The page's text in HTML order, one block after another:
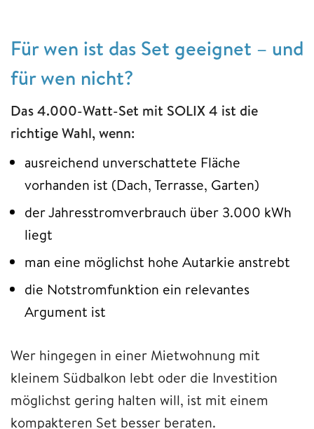
Für wen ist das Set geeignet – und
für wen nicht?
Das 4.000-Watt-Set mit SOLIX 4 ist die
richtige Wahl, wenn:
ausreichend unverschattete Fläche
vorhanden ist (Dach, Terrasse, Garten)
der Jahresstromverbrauch über 3.000 kWh
liegt
man eine möglichst hohe Autarkie anstrebt
die Notstromfunktion ein relevantes
Argument ist
Wer hingegen in einer Mietwohnung mit
kleinem Südbalkon lebt oder die Investition
möglichst gering halten will, ist mit einem
kompakteren Set besser beraten.